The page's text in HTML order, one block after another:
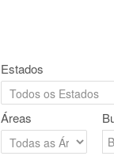
Estados
Áreas